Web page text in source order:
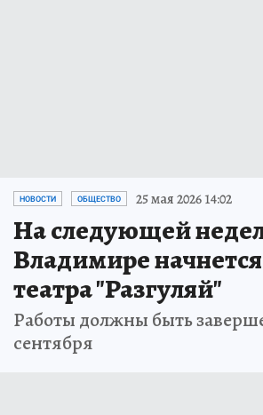
НОВОСТИ ОБЩЕСТВО 25 мая 2026 14:02
На следующей
Владимире
театра "Разгуляй"
Работы должны быть
сентября